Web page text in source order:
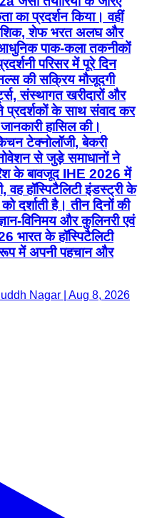
का प्रदर्शन किया। वहीं
शेफ भरत अलघ और
पाक-कला तकनीकों
परिसर में पूरे दिन
की सक्रिय मौजूदगी
संस्थागत खरीदारों और
प्रदर्शकों के साथ संवाद कर
हासिल की।
टेक्नोलॉजी, बेकरी
से जुड़े समाधानों ने
के बावजूद IHE 2026 में
वह हॉस्पिटैलिटी इंडस्ट्री के
दर्शाती है। तीन दिनों की
विनिमय और कुलिनरी एवं
भारत के हॉस्पिटैलिटी
रूप में अपनी पहचान और
Nagar | Aug 8, 2026